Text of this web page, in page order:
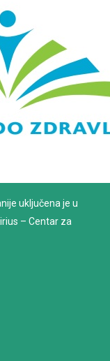
uključena je u
– Centar za